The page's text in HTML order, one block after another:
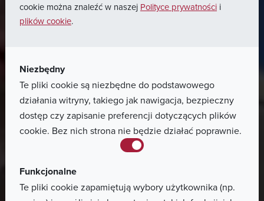
Warunki
dostawców Polska
Zapoznaj się z dostępnymi zasobami, aby wzmocnić
naszą współpracę. Uzyskaj dostęp do naszych
podręczników dla dostawców i innych wymaganych
formularzy.
cookie można znaleźć w naszej Polityce prywatności i
plików cookie.
Niezbędny
Te pliki cookie są niezbędne do podstawowego
działania witryny, takiego jak nawigacja, bezpieczny
dostęp czy zapisanie preferencji dotyczących plików
cookie. Bez nich strona nie będzie działać poprawnie.
Funkcjonalne
Te pliki cookie zapamiętują wybory użytkownika (np.